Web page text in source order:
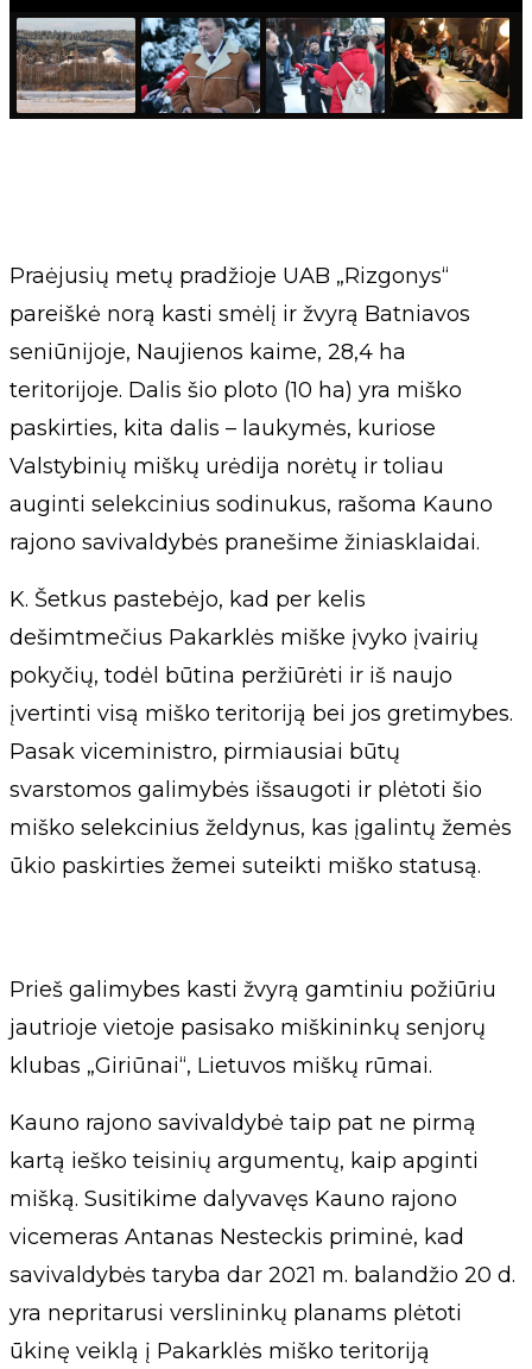
Praėjusių metų pradžioje UAB „Rizgonys“
pareiškė norą kasti smėlį ir žvyrą Batniavos
seniūnijoje, Naujienos kaime, 28,4 ha
teritorijoje. Dalis šio ploto (10 ha) yra miško
paskirties, kita dalis – laukymės, kuriose
Valstybinių miškų urėdija norėtų ir toliau
auginti selekcinius sodinukus, rašoma Kauno
rajono savivaldybės pranešime žiniasklaidai.
K. Šetkus pastebėjo, kad per kelis
dešimtmečius Pakarklės miške įvyko įvairių
pokyčių, todėl būtina peržiūrėti ir iš naujo
įvertinti visą miško teritoriją bei jos gretimybes.
Pasak viceministro, pirmiausiai būtų
svarstomos galimybės išsaugoti ir plėtoti šio
miško selekcinius želdynus, kas įgalintų žemės
ūkio paskirties žemei suteikti miško statusą.
Prieš galimybes kasti žvyrą gamtiniu požiūriu
jautrioje vietoje pasisako miškininkų senjorų
klubas „Giriūnai“, Lietuvos miškų rūmai.
Kauno rajono savivaldybė taip pat ne pirmą
kartą ieško teisinių argumentų, kaip apginti
mišką. Susitikime dalyvavęs Kauno rajono
vicemeras Antanas Nesteckis priminė, kad
savivaldybės taryba dar 2021 m. balandžio 20 d.
yra nepritarusi verslininkų planams plėtoti
ūkinę veiklą į Pakarklės miško teritoriją